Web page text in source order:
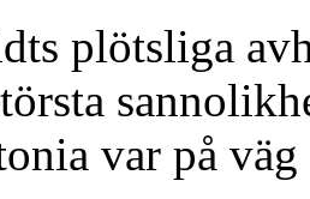
plötsliga
var på